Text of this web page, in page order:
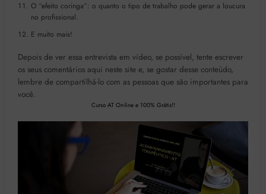
O “efeito coringa”: o quanto o tipo de trabalho pode gerar a loucura
no profissional.
E muito mais!
Depois de ver essa entrevista em vídeo, se possível, tente escrever
os seus comentários aqui neste site e, se gostar desse conteúdo,
lembre de compartilhá-lo com as pessoas que são importantes para
você.
Curso AT On-line e 100% Grátis!!